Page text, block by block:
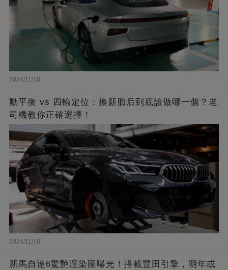
2024/11/18
動平衡 vs 四輪定位：換新胎后到底該做哪一個？老
司機教你正確選擇！
2024/11/18
新馬自達6驚艷渲染圖曝光！搭載豐田引擎，明年或